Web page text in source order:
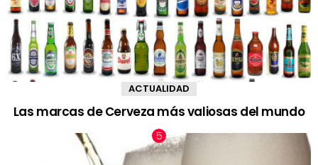
ACTUALIDAD
Las marcas de Cerveza más valiosas del mundo